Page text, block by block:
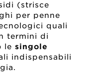
(strisce
per penne
quali
termini di
lesingole
indispensabili